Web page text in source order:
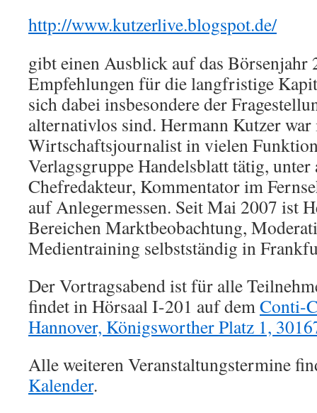
http://www.kutzerlive.blogspot.de/
gibt einen Ausblick auf das Börsenjahr
Empfehlungen für die langfristige
sich dabei insbesondere der
alternativlos sind. Hermann Kutzer
Wirtschaftsjournalist in vielen
Verlagsgruppe Handelsblatt tätig, unter
Chefredakteur, Kommentator im
auf Anlegermessen. Seit Mai 2007 ist
Bereichen Marktbeobachtung,
Medientraining selbstständig in
Der Vortragsabend ist für alle
findet in Hörsaal I-201 auf demConti-
Hannover, Königsworther Platz 1,
Alle weiteren Veranstaltungstermine
Kalender.